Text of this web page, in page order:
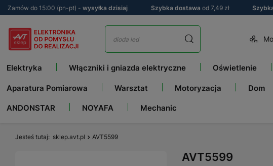
Zamów do 15:00 (pn-pt) - wysyłka dzisiaj Szybka dostawa od 7,49 zł
Elektryka Włączniki i gniazda elektryczne Oświetlenie
Aparatura Pomiarowa Warsztat Motoryzacja Dom
ANDONSTAR NOYAFA Mechanic
Jesteś tutaj sklep.avt.pl AVT5599
AVT5599